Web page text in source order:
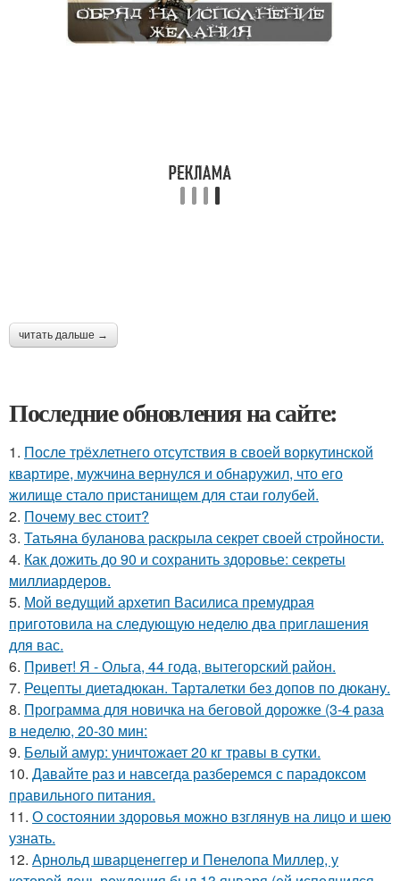
читать дальше →
Последние обновления на сайте:
1. После трёхлетнего отсутствия в своей воркутинской
квартире, мужчина вернулся и обнаружил, что его
жилище стало пристанищем для стаи голубей.
2. Почему вес стоит?
3. Татьяна буланова раскрыла секрет своей стройности.
4. Как дожить до 90 и сохранить здоровье: секреты
миллиардеров.
5. Мой ведущий архетип Василиса премудрая
приготовила на следующую неделю два приглашения
для вас.
6. Привет! Я - Ольга, 44 года, вытегорский район.
7. Рецепты диетадюкан. Тарталетки без допов по дюкану.
8. Программа для новичка на беговой дорожке (3-4 раза
в неделю, 20-30 мин:
9. Белый амур: уничтожает 20 кг травы в сутки.
10. Давайте раз и навсегда разберемся с парадоксом
правильного питания.
11. О состоянии здоровья можно взглянув на лицо и шею
узнать.
12. Арнольд шварценеггер и Пенелопа Миллер, у